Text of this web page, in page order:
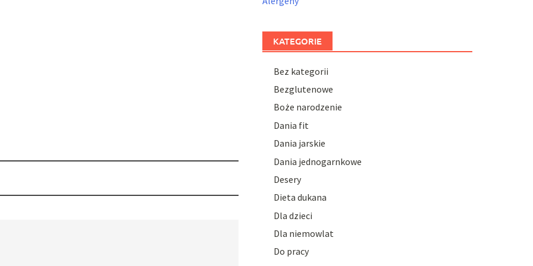
KATEGORIE
Bez kategorii
Bezglutenowe
Boże narodzenie
Dania fit
Dania jarskie
Dania jednogarnkowe
Desery
Dieta dukana
Dla dzieci
Dla niemowlat
Do pracy